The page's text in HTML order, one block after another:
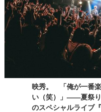
映秀。 「俺が一番
い（笑）」――夏祭り
のスペシャルライブ